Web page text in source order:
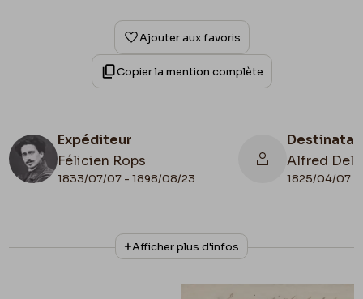
Ajouter aux favoris
Copier la mention complète
Expéditeur
Félicien Rops
1833/07/07 - 1898/08/23
Alfred
1825/04/07 -
N° d'inventaire
III/215/7/23
Collationnage
Autographe
Afficher plus d'infos